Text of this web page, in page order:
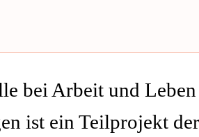
bei Arbeit und Leben
ist ein Teilprojekt